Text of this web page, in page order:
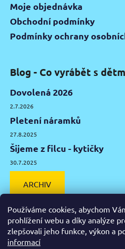
Používáme cookies, abychom
prohlížení webu a díky analýze
zlepšovali jeho funkce, výkon a
informací
Moje objednávka
Obchodní podmínky
Podmínky ochrany
Blog - Co vyrábět s
Dovolená 2026
2.7.2026
Pletení náramků
27.8.2025
Šijeme z filcu - kytičky
30.7.2025
ARCHIV
Facebook